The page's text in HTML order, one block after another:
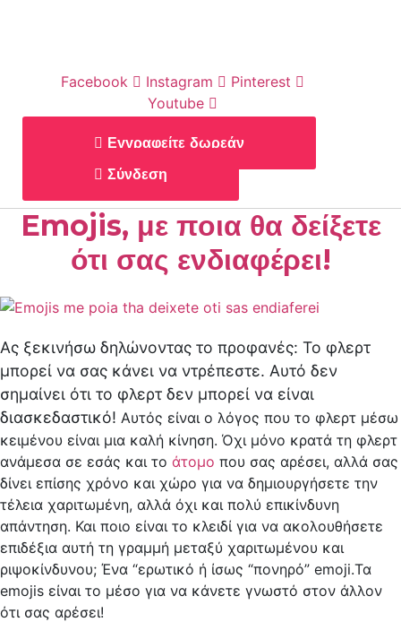
Facebook Instagram
Pinterest
Youtube
Εγγραφείτε δωρεάν
Σύνδεση
Emojis, με ποια θα δείξετε
ότι σας ενδιαφέρει!
Ας ξεκινήσω δηλώνοντας το προφανές: Το φλερτ
μπορεί να σας κάνει να ντρέπεστε. Αυτό δεν
σημαίνει ότι το φλερτ δεν μπορεί να είναι
διασκεδαστικό! Αυτός είναι ο λόγος που το φλερτ μέσω
κειμένου είναι μια καλή κίνηση. Όχι μόνο κρατά τη φλερτ
ανάμεσα σε εσάς και το άτομο που σας αρέσει, αλλά σας
δίνει επίσης χρόνο και χώρο για να δημιουργήσετε την
τέλεια χαριτωμένη, αλλά όχι και πολύ επικίνδυνη
απάντηση. Και ποιο είναι το κλειδί για να ακολουθήσετε
επιδέξια αυτή τη γραμμή μεταξύ χαριτωμένου και
ριψοκίνδυνου; Ένα “ερωτικό ή ίσως “πονηρό” emoji.Τα
emojis είναι το μέσο για να κάνετε γνωστό στον άλλον
ότι σας αρέσει!